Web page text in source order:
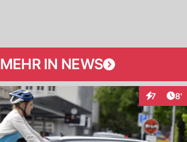
MEHR IN NEWS
7 8'